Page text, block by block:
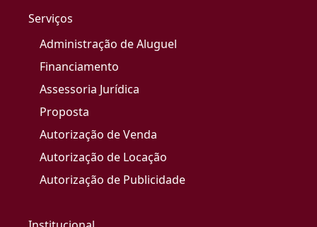
Serviços
Administração de Aluguel
Financiamento
Assessoria Jurídica
Proposta
Autorização de Venda
Autorização de Locação
Autorização de Publicidade